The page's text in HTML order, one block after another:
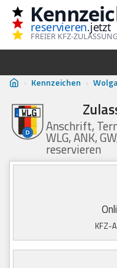
Zum
Inhalt
reservieren.jetzt
FREIER KFZ-
› Kennzeichen ›
Anschrift,
WLG, ANK,
reservieren
KFZ-